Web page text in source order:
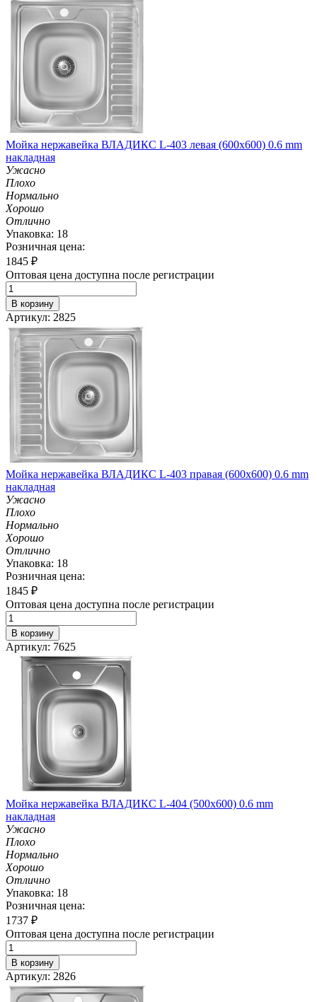
Мойка нержавейка ВЛАДИКС L-403 левая (600х600) 0.6 mm
накладная
Ужасно
Плохо
Нормально
Хорошо
Отлично
Упаковка: 18
Розничная цена:
1845 ₽
Оптовая цена доступна после регистрации
В корзину
Артикул: 2825
Мойка нержавейка ВЛАДИКС L-403 правая (600х600) 0.6 mm
накладная
Ужасно
Плохо
Нормально
Хорошо
Отлично
Упаковка: 18
Розничная цена:
1845 ₽
Оптовая цена доступна после регистрации
В корзину
Артикул: 7625
Мойка нержавейка ВЛАДИКС L-404 (500х600) 0.6 mm
накладная
Ужасно
Плохо
Нормально
Хорошо
Отлично
Упаковка: 18
Розничная цена:
1737 ₽
Оптовая цена доступна после регистрации
В корзину
Артикул: 2826